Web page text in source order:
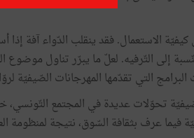
كيفيّة الاستعمال. فقد ينقلب الدّواء آفة
إلى التّرفيه. لعلّ ما يبرّر تناول
التي تقدّمها المهرجانات الصّيفيّة
تحوّلات عديدة في المجتمع التّونسي،
فيما عرف بثقافة السّوق، نتيجة لمنظومة